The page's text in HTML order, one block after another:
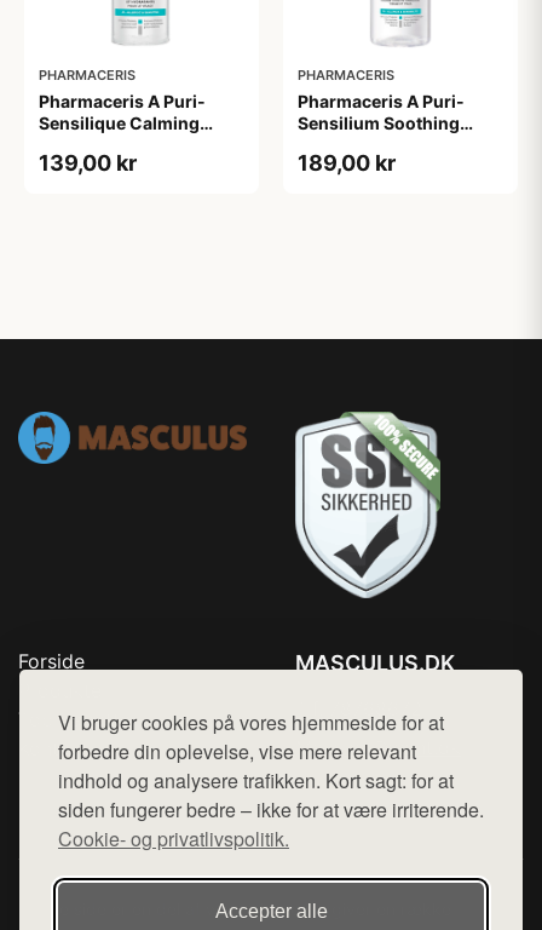
Vi bruger cookies på vores hjemmeside for at
forbedre din oplevelse, vise mere relevant
indhold og analysere trafikken. Kort sagt: for at
siden fungerer bedre – ikke for at være irriterende.
Cookie- og privatlivspolitik.
Accepter alle
PHARMACERIS
Pharmaceris A Puri-
Sensilique Calming
(200 ml)
139,00 kr
PHARMACERIS
Pharmaceris A Puri-
Sensilium Soothing
Cleansing (150 ml)
189,00 kr
Forside
Top Rabatter
Kontakt
MASCULUS.DK
Mail: hej@want.dk
Cookie- og privatlivspolitik
Denne side er en del af want.dk, der udgiver en række